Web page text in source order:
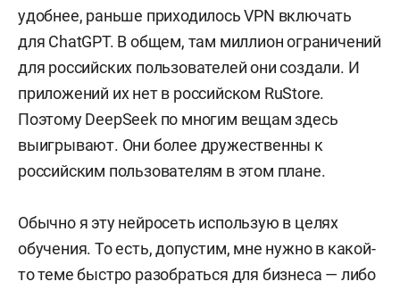
удобнее, раньше приходилось VPN включать
для ChatGPT. В общем, там миллион ограничений
для российских пользователей они создали. И
приложений их нет в российском RuStore.
Поэтому DeepSeek по многим вещам здесь
выигрывают. Они более дружественны к
российским пользователям в этом плане.
Обычно я эту нейросеть использую в целях
обучения. То есть, допустим, мне нужно в какой-
то теме быстро разобраться для бизнеса — либо